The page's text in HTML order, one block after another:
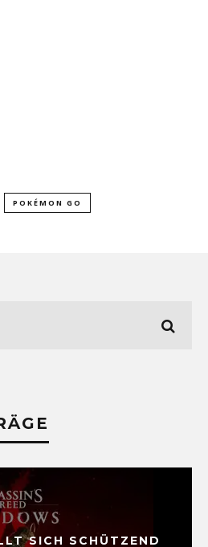
POKÉMON GO
SICH SCHÜTZEND